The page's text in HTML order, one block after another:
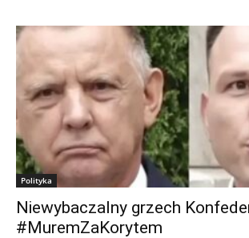
Polityka
Niewybaczalny grzech
#MuremZaKorytem